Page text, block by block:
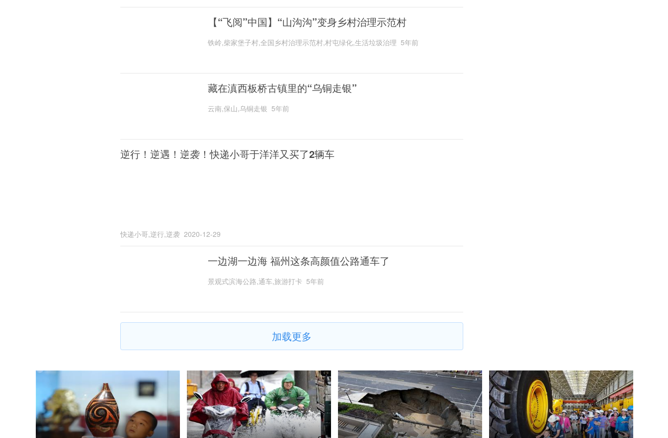
【“飞阅”中国】“山沟沟”变身乡村治理示范村
铁岭,柴家堡子村,全国乡村治理示范村,村屯绿化,生活垃圾治理 5年前
藏在滇西板桥古镇里的“乌铜走银”
云南,保山,乌铜走银 5年前
逆行！逆遇！逆袭！快递小哥于洋洋又买了2辆车
快递小哥,逆行,逆袭 2020-12-29
一边湖一边海 福州这条高颜值公路通车了
景观式滨海公路,通车,旅游打卡 5年前
加载更多